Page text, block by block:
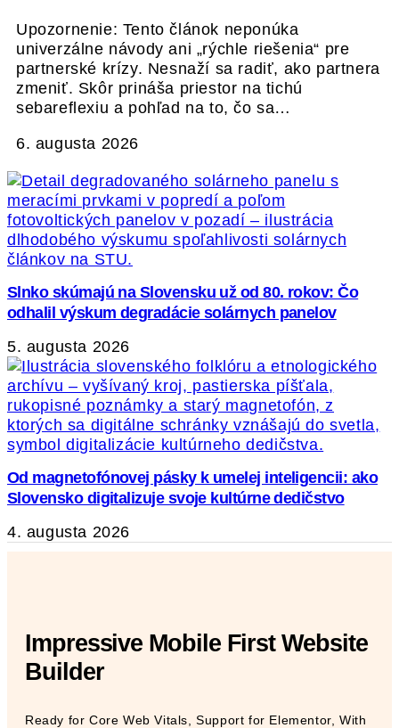
Upozornenie: Tento článok neponúka
univerzálne návody ani „rýchle riešenia“ pre
partnerské krízy. Nesnaží sa radiť, ako partnera
zmeniť. Skôr prináša priestor na tichú
sebareflexiu a pohľad na to, čo sa…
6. augusta 2026
Slnko skúmajú na Slovensku už od 80. rokov: Čo
odhalil výskum degradácie solárnych panelov
5. augusta 2026
Od magnetofónovej pásky k umelej inteligencii: ako
Slovensko digitalizuje svoje kultúrne dedičstvo
4. augusta 2026
Impressive Mobile First Website
Builder
Ready for Core Web Vitals, Support for Elementor, With